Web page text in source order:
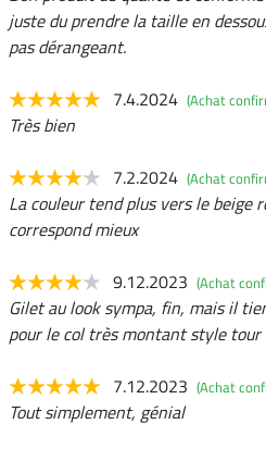
juste du prendre la taille en
pas dérangeant.
7.4.2024 (Achat
Très bien
7.2.2024 (Achat
La couleur tend plus vers le beige
correspond mieux
9.12.2023 (Achat
Gilet au look sympa, fin, mais il
pour le col très montant style tour
7.12.2023 (Achat
Tout simplement, génial